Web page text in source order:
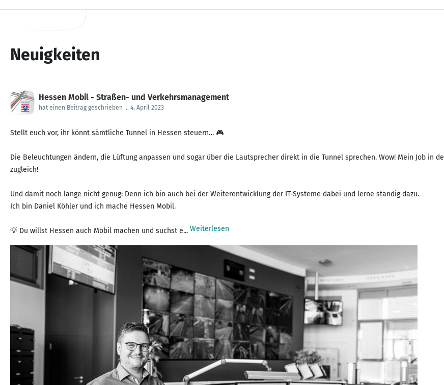
Neuigkeiten
Hessen Mobil - Straßen- und Verkehrsmanagement
hat einen Beitrag geschrieben . 4. April 2023
Stellt euch vor, ihr könnt sämtliche Tunnel in Hessen steuern… 🎮
Die Beleuchtungen ändern, die Lüftung anpassen und sogar über die Lautsprecher direkt in die Tunnel sprechen. Wow! Mein Job in
zugleich!
Und damit noch lange nicht genug: Denn ich bin auch bei der Weiterentwicklung der IT-Systeme dabei und lerne ständig dazu.
Ich bin Daniel Köhler und ich mache Hessen Mobil.
💡 Du willst Hessen auch Mobil machen und suchst e... Weiterlesen